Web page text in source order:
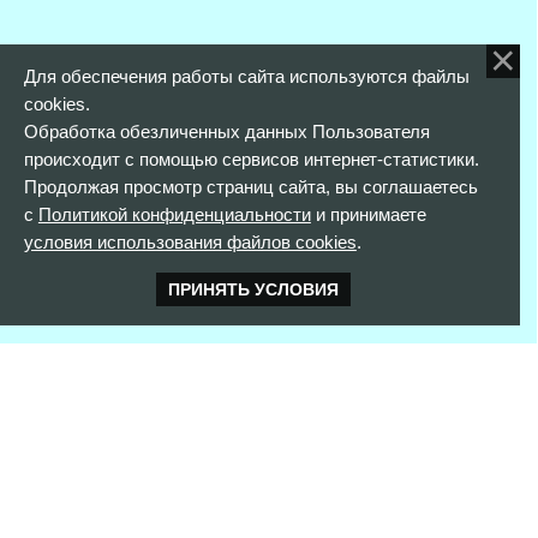
Для обеспечения работы сайта используются файлы
cookies.
Обработка обезличенных данных Пользователя
происходит с помощью сервисов интернет-статистики.
Продолжая просмотр страниц сайта, вы соглашаетесь
с Политикой конфиденциальностии принимаете
условия использования файлов cookies.
ПРИНЯТЬ УСЛОВИЯ